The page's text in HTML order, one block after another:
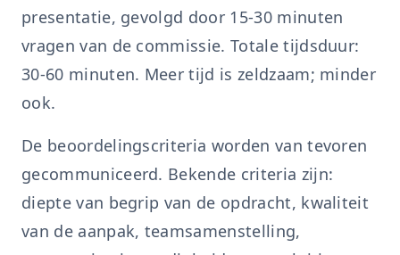
presentatie, gevolgd door 15-30 minuten
vragen van de commissie. Totale tijdsduur:
30-60 minuten. Meer tijd is zeldzaam; minder
ook.
De beoordelingscriteria worden van tevoren
gecommuniceerd. Bekende criteria zijn:
diepte van begrip van de opdracht, kwaliteit
van de aanpak, teamsamenstelling,